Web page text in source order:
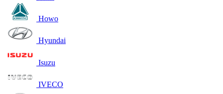
Howo
Hyundai
Isuzu
IVECO